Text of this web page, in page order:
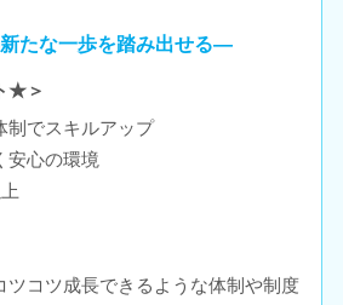
たな一歩を踏み出せる―
★＞
でスキルアップ
心の環境
ツコツ成長できるような体制や制度